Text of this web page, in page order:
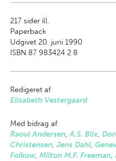
217 sider ill.
Paperback
Udgivet 20. juni 1990
ISBN 87 983424 2 8
Redigeret af
Elisabeth Vestergaard
Med bidrag af
Raoul Andersen,A.S. Blix,
Christensen, Jens Dahl,
Folkow, Milton M.F. Freeman,